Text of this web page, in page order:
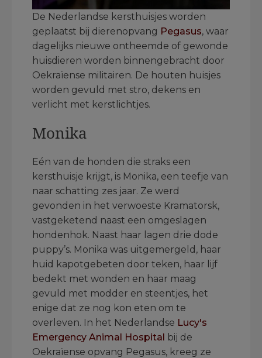
De Nederlandse kersthuisjes worden
geplaatst bij dierenopvang Pegasus, waar
dagelijks nieuwe ontheemde of gewonde
huisdieren worden binnengebracht door
Oekraïense militairen. De houten huisjes
worden gevuld met stro, dekens en
verlicht met kerstlichtjes.
Monika
Eén van de honden die straks een
kersthuisje krijgt, is Monika, een teefje van
naar schatting zes jaar. Ze werd
gevonden in het verwoeste Kramatorsk,
vastgeketend naast een omgeslagen
hondenhok. Naast haar lagen drie dode
puppy’s. Monika was uitgemergeld, haar
huid kapotgebeten door teken, haar lijf
bedekt met wonden en haar maag
gevuld met modder en steentjes, het
enige dat ze nog kon eten om te
overleven. In het Nederlandse Lucy's
Emergency Animal Hospital bij de
Oekraïense opvang Pegasus, kreeg ze